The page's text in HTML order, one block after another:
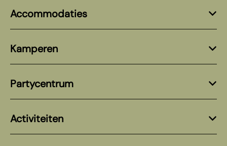
Accommodaties
Kamperen
Partycentrum
Activiteiten